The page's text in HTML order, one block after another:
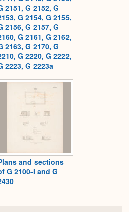
2151, G 2152, G
G 2154, G 2155,
2156, G 2157, G
G 2161, G 2162,
2163, G 2170, G
G 2220, G 2222,
2223, G 2223a
and sections
G 2100-I and G